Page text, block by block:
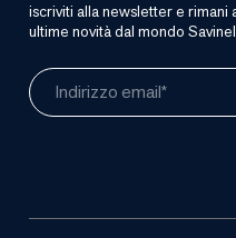
iscriviti alla newsletter e
ultime novità dal mondo
Indirizzo email*